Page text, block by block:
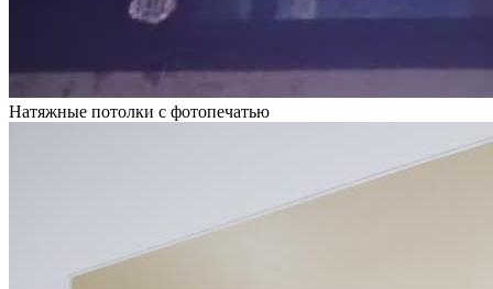
Натяжные потолки с фотопечатью